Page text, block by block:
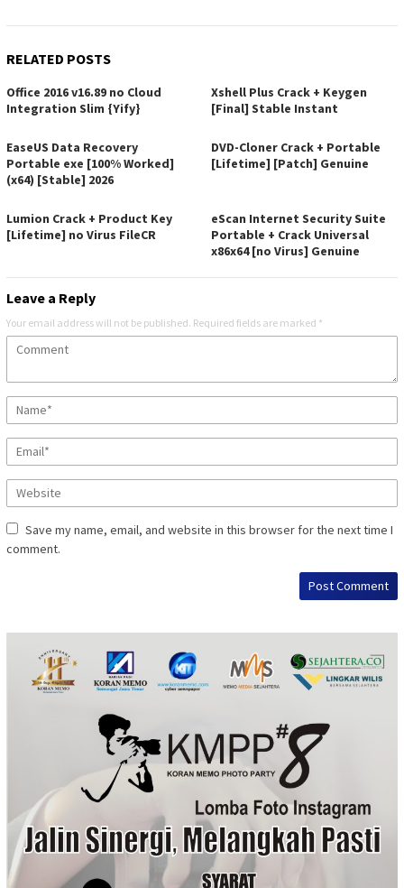
RELATED POSTS
Office 2016 v16.89 no Cloud
Integration Slim {Yify}
Xshell Plus Crack + Keygen
[Final] Stable Instant
EaseUS Data Recovery
Portable exe [100% Worked]
(x64) [Stable] 2026
DVD-Cloner Crack + Portable
[Lifetime] [Patch] Genuine
Lumion Crack + Product Key
[Lifetime] no Virus FileCR
eScan Internet Security Suite
Portable + Crack Universal
x86x64 [no Virus] Genuine
Leave a Reply
Your email address will not be published. Required fields are marked *
Save my name, email, and website in this browser for the next time I
comment.